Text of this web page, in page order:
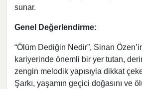
sunar.
Genel Değerlendirme:
“Ölüm Dediğin Nedir”, Sinan
kariyerinde önemli bir yer tutan,
zengin melodik yapısıyla dikkat
Şarkı, yaşamın geçici doğasını ve